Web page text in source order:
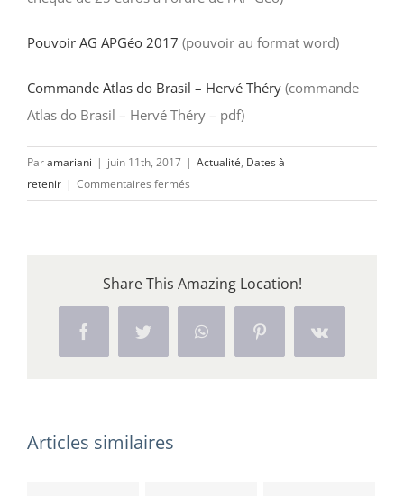
Pouvoir AG APGéo 2017 (pouvoir au format word)
Commande Atlas do Brasil – Hervé Théry (commande
Atlas do Brasil – Hervé Théry – pdf)
Paramariani | juin 11th, 2017 | Actualité, Dates à
retenir | Commentaires fermés
AGO
relatives
programmes
2018
Share This Amazing Location!
FacebookTwitter WhatsAppPinterestVk
Articles similaires